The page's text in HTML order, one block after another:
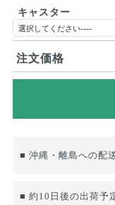
キャスター
注文価格
■ 沖縄・離島への配
■ 約10日後の出荷予